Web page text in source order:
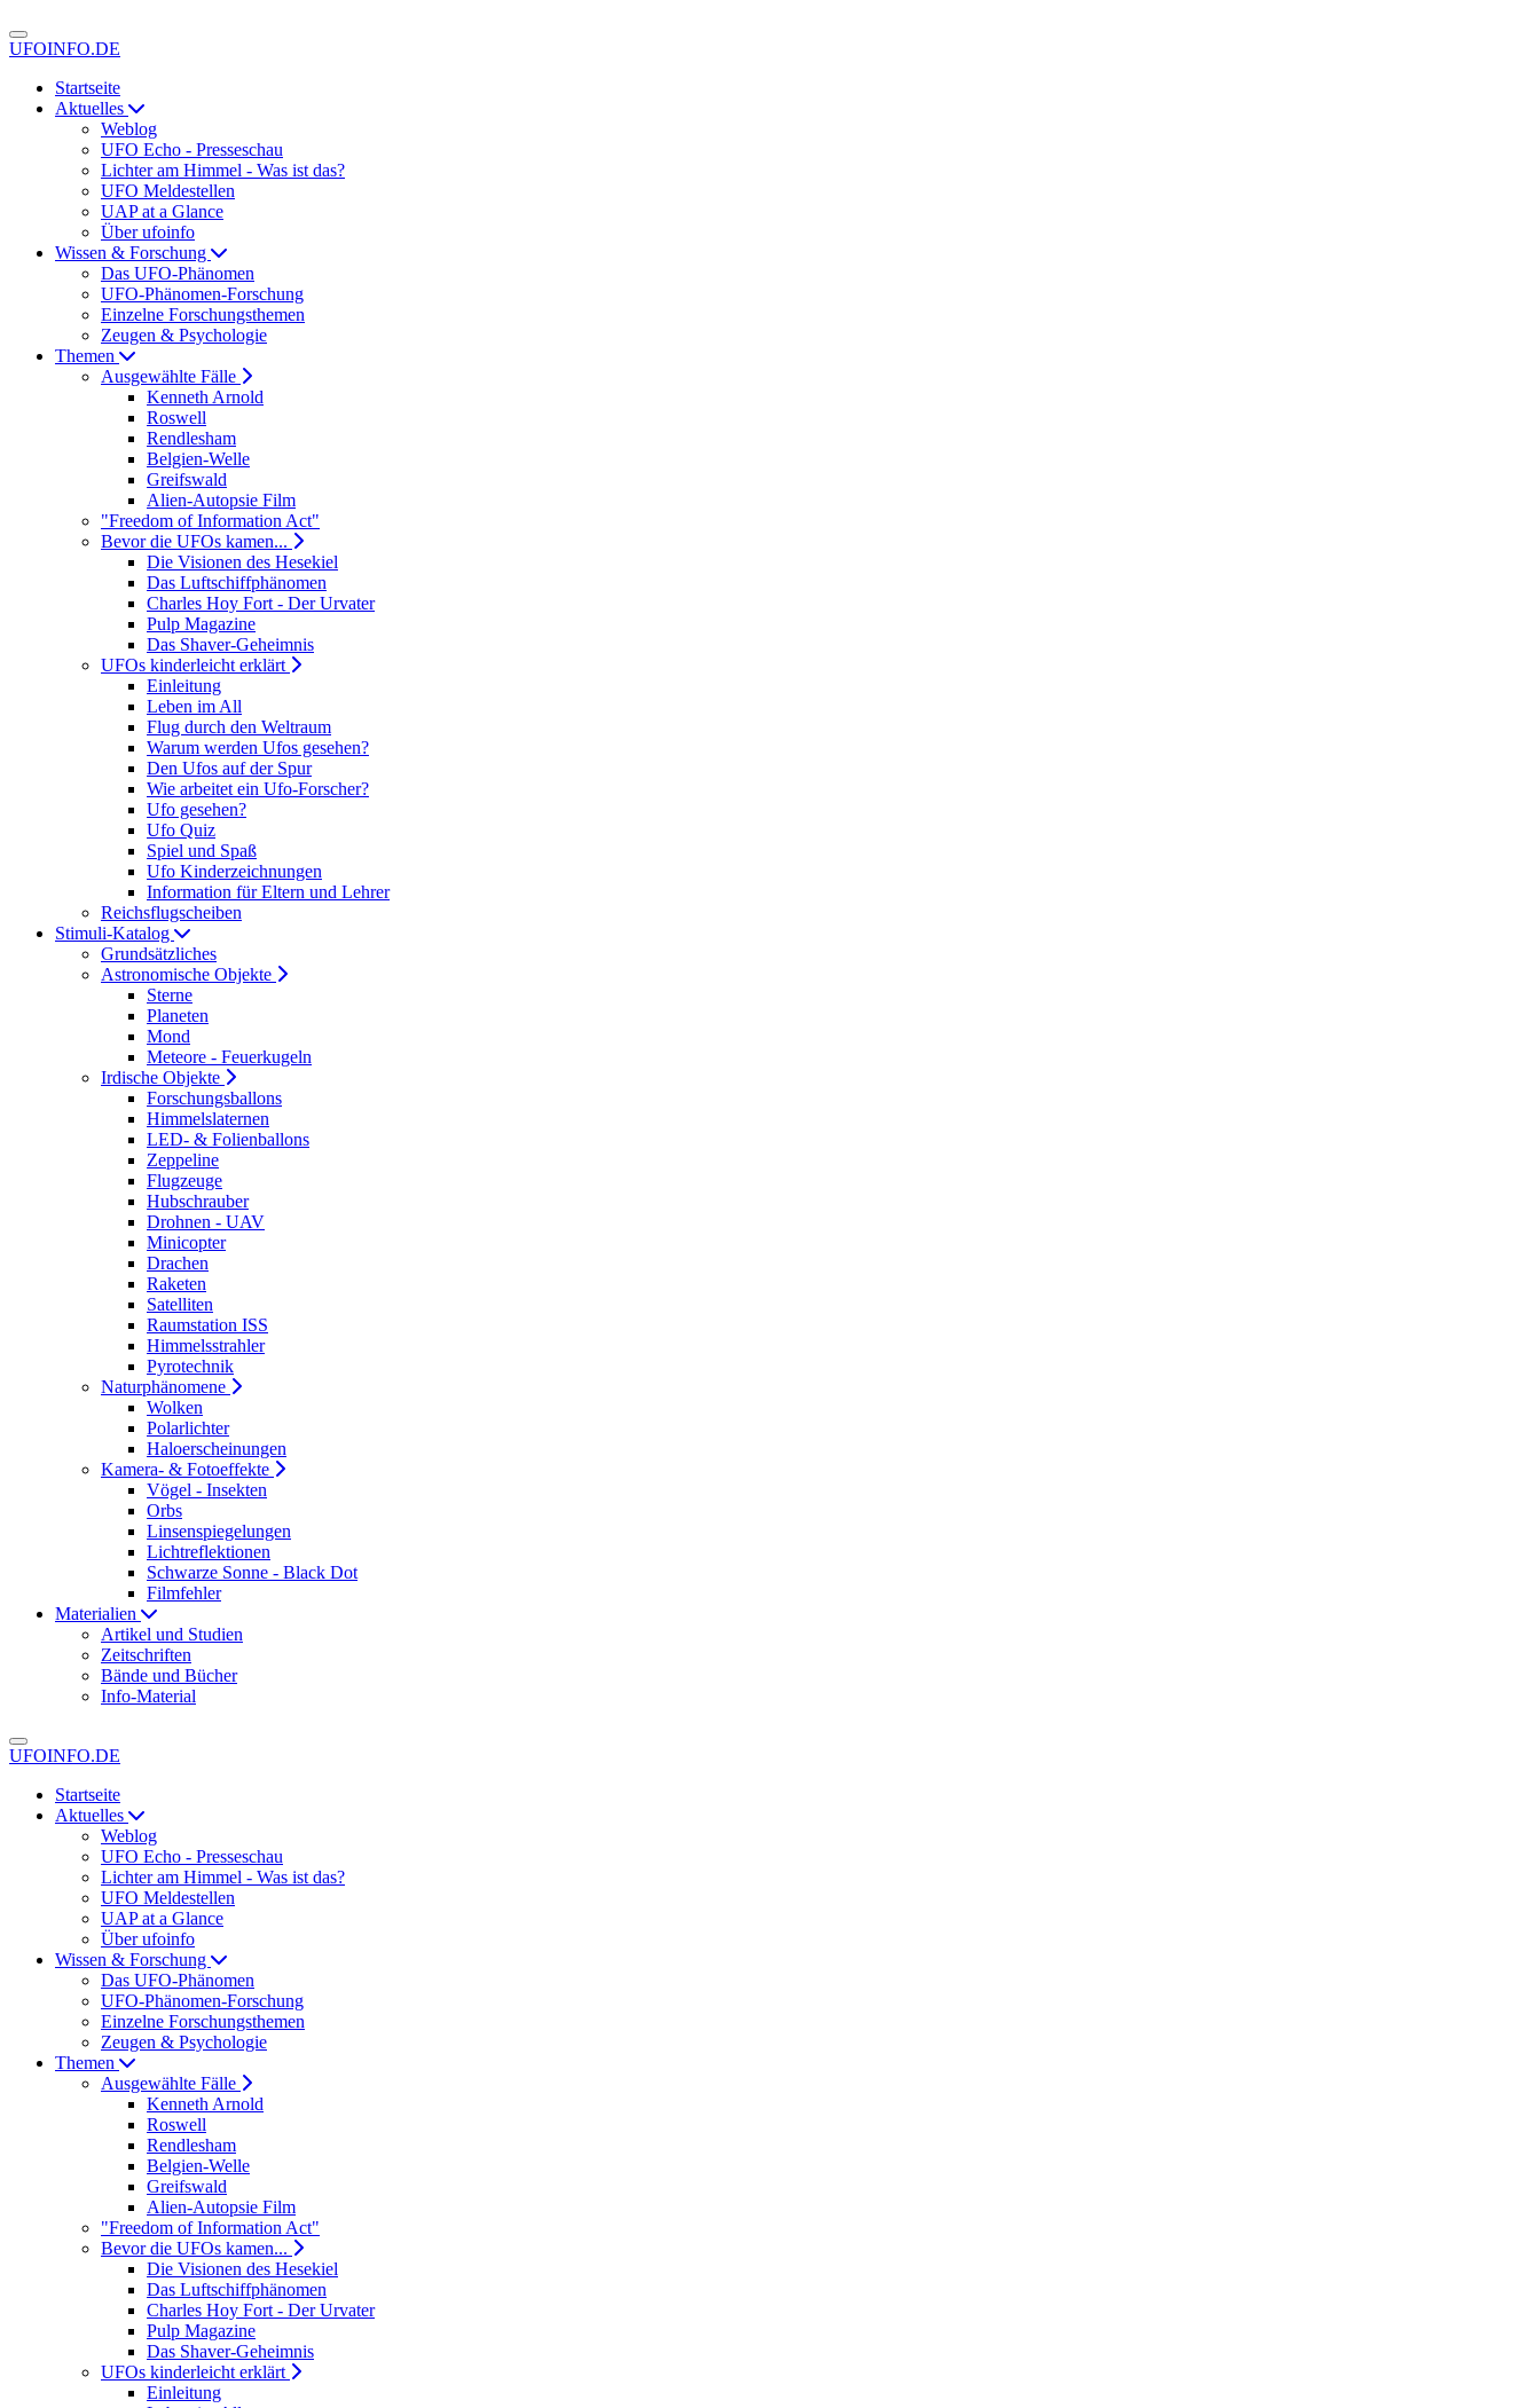
UFOINFO.DE
Startseite
Aktuelles
Weblog
UFO Echo - Presseschau
Lichter am Himmel - Was ist das?
UFO Meldestellen
UAP at a Glance
Über ufoinfo
Wissen & Forschung
Das UFO-Phänomen
UFO-Phänomen-Forschung
Einzelne Forschungsthemen
Zeugen & Psychologie
Themen
Ausgewählte Fälle
Kenneth Arnold
Roswell
Rendlesham
Belgien-Welle
Greifswald
Alien-Autopsie Film
"Freedom of Information Act"
Bevor die UFOs kamen...
Die Visionen des Hesekiel
Das Luftschiffphänomen
Charles Hoy Fort - Der Urvater
Pulp Magazine
Das Shaver-Geheimnis
UFOs kinderleicht erklärt
Einleitung
Leben im All
Flug durch den Weltraum
Warum werden Ufos gesehen?
Den Ufos auf der Spur
Wie arbeitet ein Ufo-Forscher?
Ufo gesehen?
Ufo Quiz
Spiel und Spaß
Ufo Kinderzeichnungen
Information für Eltern und Lehrer
Reichsflugscheiben
Stimuli-Katalog
Grundsätzliches
Astronomische Objekte
Sterne
Planeten
Mond
Meteore - Feuerkugeln
Irdische Objekte
Forschungsballons
Himmelslaternen
LED- & Folienballons
Zeppeline
Flugzeuge
Hubschrauber
Drohnen - UAV
Minicopter
Drachen
Raketen
Satelliten
Raumstation ISS
Himmelsstrahler
Pyrotechnik
Naturphänomene
Wolken
Polarlichter
Haloerscheinungen
Kamera- & Fotoeffekte
Vögel - Insekten
Orbs
Linsenspiegelungen
Lichtreflektionen
Schwarze Sonne - Black Dot
Filmfehler
Materialien
Artikel und Studien
Zeitschriften
Bände und Bücher
Info-Material
UFOINFO.DE
Startseite
Aktuelles
Weblog
UFO Echo - Presseschau
Lichter am Himmel - Was ist das?
UFO Meldestellen
UAP at a Glance
Über ufoinfo
Wissen & Forschung
Das UFO-Phänomen
UFO-Phänomen-Forschung
Einzelne Forschungsthemen
Zeugen & Psychologie
Themen
Ausgewählte Fälle
Kenneth Arnold
Roswell
Rendlesham
Belgien-Welle
Greifswald
Alien-Autopsie Film
"Freedom of Information Act"
Bevor die UFOs kamen...
Die Visionen des Hesekiel
Das Luftschiffphänomen
Charles Hoy Fort - Der Urvater
Pulp Magazine
Das Shaver-Geheimnis
UFOs kinderleicht erklärt
Einleitung